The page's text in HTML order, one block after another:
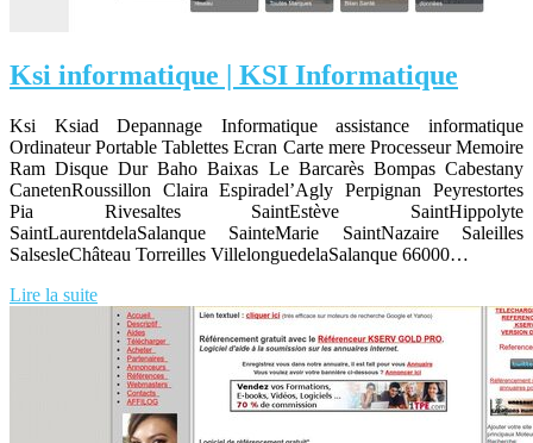
Ksi infor­mati­que | KSI Infor­mati­que
Ksi Ksiad Depannage Informatique assistance informatique
Ordinateur Portable Tablettes Ecran Carte mere Processeur Memoire
Ram Disque Dur Baho Baixas Le Barcarès Bompas Cabestany
CanetenRoussillon Claira Espiradel’Agly Perpignan Peyrestortes
Pia Rivesaltes SaintEstève SaintHippolyte
SaintLaurentdelaSalanque SainteMarie SaintNazaire Saleilles
SalsesleChâteau Torreilles VillelonguedelaSalanque 66000…
Lire la suite